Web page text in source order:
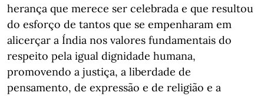
herança que merece ser celebrada e que resultou
do esforço de tantos que se empenharam em
alicerçar a Índia nos valores fundamentais do
respeito pela igual dignidade humana,
promovendo a justiça, a liberdade de
pensamento, de expressão e de religião e a